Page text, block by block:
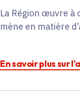
La Région œuvre à
mène en matière
En savoir plus sur